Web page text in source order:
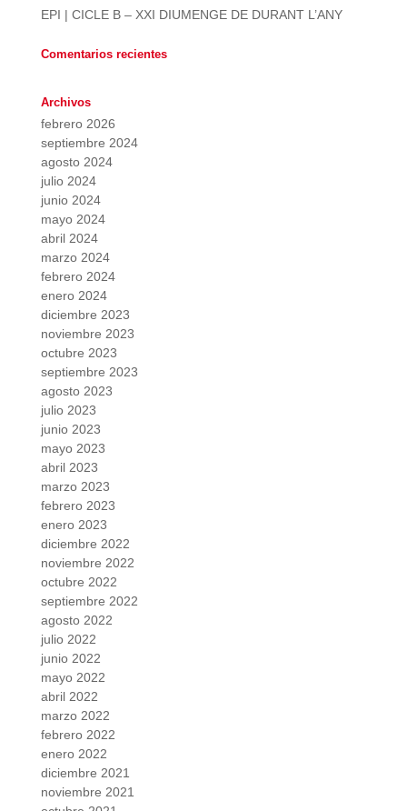
EPI | CICLE B – XXI DIUMENGE DE DURANT L’ANY
Comentarios recientes
Archivos
febrero 2026
septiembre 2024
agosto 2024
julio 2024
junio 2024
mayo 2024
abril 2024
marzo 2024
febrero 2024
enero 2024
diciembre 2023
noviembre 2023
octubre 2023
septiembre 2023
agosto 2023
julio 2023
junio 2023
mayo 2023
abril 2023
marzo 2023
febrero 2023
enero 2023
diciembre 2022
noviembre 2022
octubre 2022
septiembre 2022
agosto 2022
julio 2022
junio 2022
mayo 2022
abril 2022
marzo 2022
febrero 2022
enero 2022
diciembre 2021
noviembre 2021